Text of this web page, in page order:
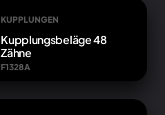
KUPPLUNGEN
Kupplungsbeläge 48
Zähne
F1328A